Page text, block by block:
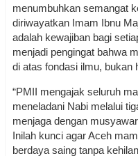
menumbuhkan semangat
diriwayatkan Imam Ibnu
adalah kewajiban bagi
menjadi pengingat bahwa
di atas fondasi ilmu, bukan
“PMII mengajak seluruh
meneladani Nabi melalui
menjaga dengan
Inilah kunci agar Aceh
berdaya saing tanpa